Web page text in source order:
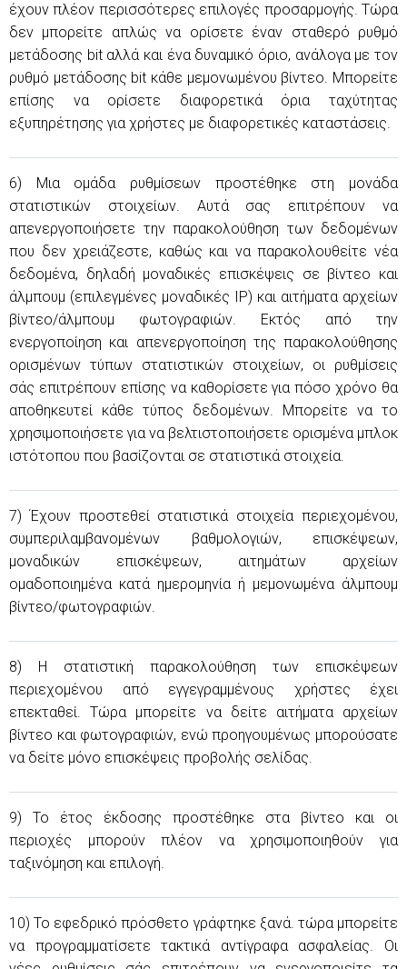
έχουν πλέον περισσότερες επιλογές προσαρμογής. Τώρα
δεν μπορείτε απλώς να ορίσετε έναν σταθερό ρυθμό
μετάδοσης bit αλλά και ένα δυναμικό όριο, ανάλογα με τον
ρυθμό μετάδοσης bit κάθε μεμονωμένου βίντεο. Μπορείτε
επίσης να ορίσετε διαφορετικά όρια ταχύτητας
εξυπηρέτησης για χρήστες με διαφορετικές καταστάσεις.
6) Μια ομάδα ρυθμίσεων προστέθηκε στη μονάδα
στατιστικών στοιχείων. Αυτά σας επιτρέπουν να
απενεργοποιήσετε την παρακολούθηση των δεδομένων
που δεν χρειάζεστε, καθώς και να παρακολουθείτε νέα
δεδομένα, δηλαδή μοναδικές επισκέψεις σε βίντεο και
άλμπουμ (επιλεγμένες μοναδικές IP) και αιτήματα αρχείων
βίντεο/άλμπουμ φωτογραφιών. Εκτός από την
ενεργοποίηση και απενεργοποίηση της παρακολούθησης
ορισμένων τύπων στατιστικών στοιχείων, οι ρυθμίσεις
σάς επιτρέπουν επίσης να καθορίσετε για πόσο χρόνο θα
αποθηκευτεί κάθε τύπος δεδομένων. Μπορείτε να το
χρησιμοποιήσετε για να βελτιστοποιήσετε ορισμένα μπλοκ
ιστότοπου που βασίζονται σε στατιστικά στοιχεία.
7) Έχουν προστεθεί στατιστικά στοιχεία περιεχομένου,
συμπεριλαμβανομένων βαθμολογιών, επισκέψεων,
μοναδικών επισκέψεων, αιτημάτων αρχείων
ομαδοποιημένα κατά ημερομηνία ή μεμονωμένα άλμπουμ
βίντεο/φωτογραφιών.
8) Η στατιστική παρακολούθηση των επισκέψεων
περιεχομένου από εγγεγραμμένους χρήστες έχει
επεκταθεί. Τώρα μπορείτε να δείτε αιτήματα αρχείων
βίντεο και φωτογραφιών, ενώ προηγουμένως μπορούσατε
να δείτε μόνο επισκέψεις προβολής σελίδας.
9) Το έτος έκδοσης προστέθηκε στα βίντεο και οι
περιοχές μπορούν πλέον να χρησιμοποιηθούν για
ταξινόμηση και επιλογή.
10) Το εφεδρικό πρόσθετο γράφτηκε ξανά. τώρα μπορείτε
να προγραμματίσετε τακτικά αντίγραφα ασφαλείας. Οι